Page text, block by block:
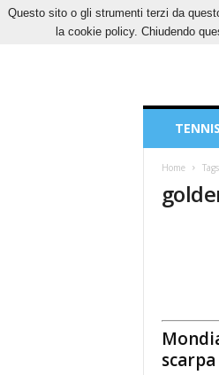
DOMENICA, 9
Sport
TENNIS
Home Tags
scarpa
Questo sito o gli strumenti terzi da
la cookie policy. Chiudendo